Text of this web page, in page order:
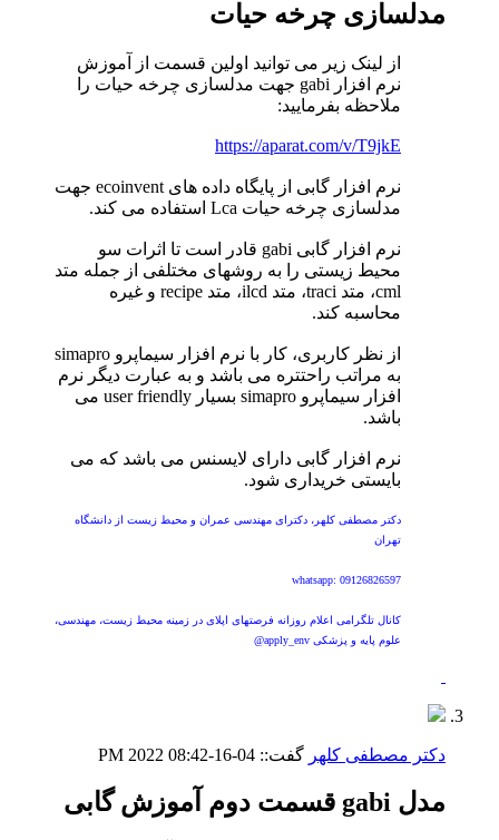
مدلسازی چرخه حیات
از لینک زیر می توانید اولین قسمت از آموزش
نرم افزار gabi جهت مدلسازی چرخه حیات را
ملاحظه بفرمایید:
https://aparat.com/v/T9jkE
نرم افزار گابی از پایگاه داده های ecoinvent جهت
مدلسازی چرخه حیات Lca استفاده می کند.
نرم افزار گابی gabi قادر است تا اثرات سو
محیط زیستی را به روشهای مختلفی از جمله متد
cml، متد traci، متد ilcd، متد recipe و غیره
محاسبه کند.
از نظر کاربری، کار با نرم افزار سیماپرو simapro
به مراتب راحتتره می باشد و به عبارت دیگر نرم
افزار سیماپرو simapro بسیار user friendly می
باشد.
نرم افزار گابی دارای لایسنس می باشد که می
بایستی خریداری شود.
دکتر مصطفی کلهر، دکترای مهندسی عمران و محیط زیست از دانشگاه
تهران
whatsapp: 09126826597
کانال تلگرامی اعلام روزانه فرصتهای اپلای در زمینه محیط زیست، مهندسی،
علوم پایه و پزشکی apply_env@
دکتر مصطفی کلهر گفت:: 04-16-2022
08:42 PM
مدل gabi قسمت دوم آموزش گابی